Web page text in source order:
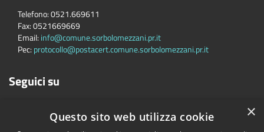
Telefono:0521.669611
Fax:0521669669
Email: info@comune.sorbolomezzani.pr.it
Pec: protocollo@postacert.comune.sorbolomezzani.pr.it
Seguici su
×
Questo sito web utilizza cookie